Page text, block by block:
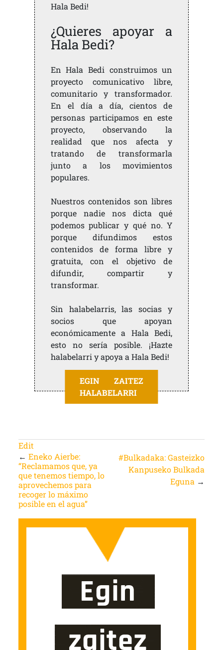
Hala Bedi!
¿Quieres apoyar a
Hala Bedi?
En Hala Bedi construimos un
proyecto comunicativo libre,
comunitario y transformador.
En el día a día, cientos de
personas participamos en este
proyecto, observando la
realidad que nos afecta y
tratando de transformarla
junto a los movimientos
populares.
Nuestros contenidos son libres
porque nadie nos dicta qué
podemos publicar y qué no. Y
porque difundimos estos
contenidos de forma libre y
gratuita, con el objetivo de
difundir, compartir y
transformar.
Sin halabelarris, las socias y
socios que apoyan
económicamente a Hala Bedi,
esto no sería posible. ¡Hazte
halabelarri y apoya a Hala Bedi!
EGIN ZAITEZ
HALABELARRI
Edit
← Eneko Aierbe:
“Reclamamos que, ya
que tenemos tiempo, lo
aprovechemos para
recoger lo máximo
posible en el agua”
#Bulkadaka: Gasteizko
Kanpuseko Bulkada
Eguna →